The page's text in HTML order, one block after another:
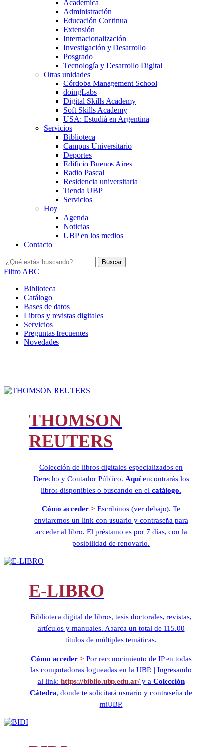
Académica
Administración
Educación Continua
Extensión
Internacionalización
Investigación y Desarrollo
Posgrado
Tecnología y Desarrollo Digital
Otras unidades
Córdoba Management School
doingLabs
Digital Skills Academy
Soft Skills Academy
USA: Estudiá en Argentina
Servicios
Biblioteca
Campus Universitario
Deportes
Edificio Buenos Aires
Radio Pascal
Residencia universitaria
Tienda UBP
Servicios
Hoy
Agenda
Noticias
UBP en los medios
Contacto
Filtro ABC
Biblioteca
Catálogo
Bases de datos
Libros y revistas digitales
Servicios
Preguntas frecuentes
Novedades
THOMSON
REUTERS
Colección de libros digitales especializados en
Derecho y Contador Público. Aquíencontrarás los
libros disponibles o buscando en el catálogo.
Cómo acceder > Escribinos (ver debajo). Te
enviaremos un link con usuario y contraseña para
acceder al libro. El préstamo es por 7 días, con la
posibilidad de renovarlo.
E-LIBRO
Biblioteca digital de libros, tesis doctorales, revistas,
artículos y manuales. Abarca un total de 115.00
títulos de múltiples temáticas.
Cómo acceder > Por reconocimiento de IP en todas
las computadoras logueadas en la UBP. | Ingresando
al link: https://biblio.ubp.edu.ar/y a Colección
Cátedra, donde te solicitará usuario y contraseña de
miUBP.